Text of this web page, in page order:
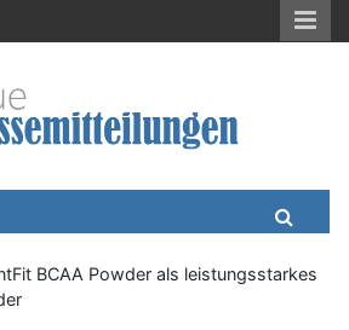
News, Meldungen, Wirtschaft
BCAA Powder als leistungsstarkes